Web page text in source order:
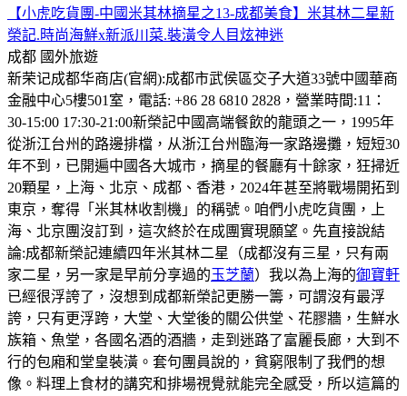
【小虎吃貨團-中國米其林摘星之13-成都美食】米其林二星新
榮記.時尚海鮮x新派川菜.裝潢令人目炫神迷
成都 國外旅遊
新荣记成都华商店(官網):成都市武侯區交子大道33號中國華商
金融中心5樓501室，電話: +86 28 6810 2828，營業時間:11：
30-15:00 17:30-21:00新榮記中國高端餐飲的龍頭之一，1995年
從浙江台州的路邊排檔，从浙江台州臨海一家路邊攤，短短30
年不到，已開遍中國各大城市，摘星的餐廳有十餘家，狂掃近
20顆星，上海、北京、成都、香港，2024年甚至將戰場開拓到
東京，奪得「米其林收割機」的稱號。咱們小虎吃貨團，上
海、北京團沒訂到，這次終於在成團實現願望。先直接說結
論:成都新榮記連續四年米其林二星（成都沒有三星，只有兩
家二星，另一家是早前分享過的玉芝蘭）我以為上海的御寶軒
已經很浮誇了，沒想到成都新榮記更勝一籌，可謂沒有最浮
誇，只有更浮跨，大堂、大堂後的關公供堂、花膠牆，生鮮水
族箱、魚堂，各國名酒的酒牆，走到迷路了富麗長廊，大到不
行的包廂和堂皇裝潢。套句團員說的，貧窮限制了我們的想
像。料理上食材的講究和排場視覺就能完全感受，所以這篇的